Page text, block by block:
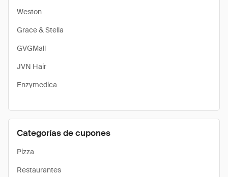
Weston
Grace & Stella
GVGMall
JVN Hair
Enzymedica
Categorías de cupones
Pizza
Restaurantes